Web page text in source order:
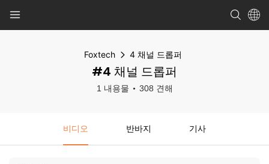
Foxtech 4 채널 드롭퍼
#4 채널 드롭퍼
1 내용물 308 견해
비디오 반바지 기사